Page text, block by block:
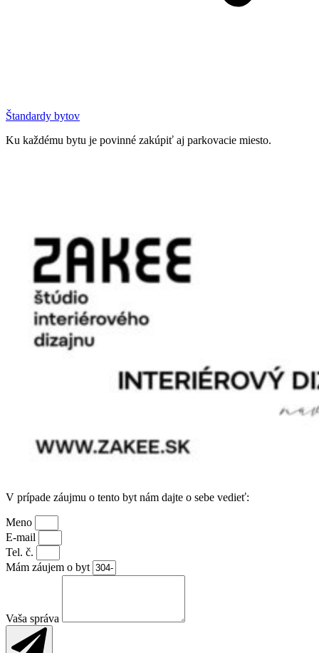
Štandardy bytov
Ku každému bytu je povinné zakúpiť aj parkovacie miesto.
V prípade záujmu o tento byt nám dajte o sebe vedieť:
Meno
E-mail
Tel. č.
Mám záujem o byt
Vaša správa